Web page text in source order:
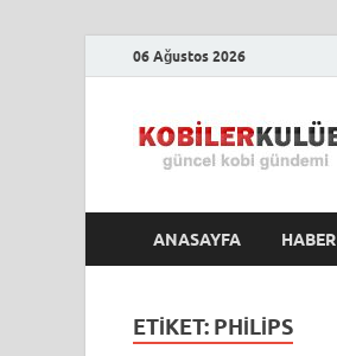
06 Ağustos 2026
ANASAYFA HABER
ETIKET: PHILIPS